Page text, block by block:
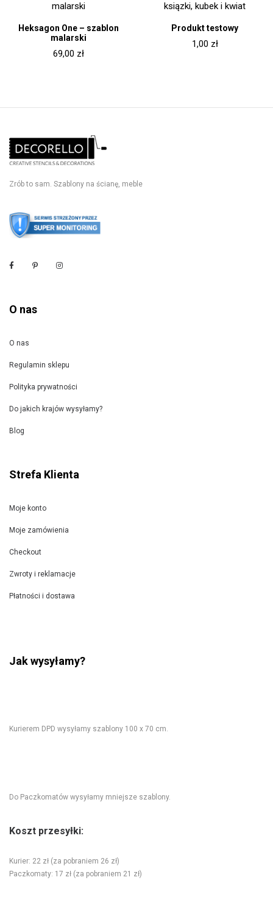
Heksagon One – szablon
malarski
69,00 zł
Produkt testowy
1,00 zł
Zrób to sam. Szablony na ścianę, meble
O nas
O nas
Regulamin sklepu
Polityka prywatności
Do jakich krajów wysyłamy?
Blog
Strefa Klienta
Moje konto
Moje zamówienia
Checkout
Zwroty i reklamacje
Płatności i dostawa
Jak wysyłamy?
Kurierem DPD wysyłamy szablony 100 x 70 cm.
Do Paczkomatów wysyłamy mniejsze szablony.
Koszt przesyłki:
Kurier: 22 zł (za pobraniem 26 zł)
Paczkomaty: 17 zł (za pobraniem 21 zł)